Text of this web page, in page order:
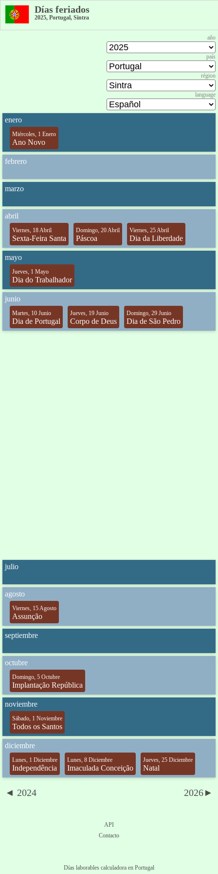
Días feriados
2025, Portugal, Sintra
año
país
région
language
enero
Miércoles, 1 Enero
Ano Novo
febrero
marzo
abril
Viernes, 18 Abril
Sexta-Feira Santa
Domingo, 20 Abril
Páscoa
Viernes, 25 Abril
Dia da Liberdade
mayo
Jueves, 1 Mayo
Dia do Trabalhador
junio
Martes, 10 Junio
Dia de Portugal
Jueves, 19 Junio
Corpo de Deus
Domingo, 29 Junio
Dia de São Pedro
julio
agosto
Viernes, 15 Agosto
Assunção
septiembre
octubre
Domingo, 5 Octubre
Implantação República
noviembre
Sábado, 1 Noviembre
Todos os Santos
diciembre
Lunes, 1 Diciembre
Independência
Lunes, 8 Diciembre
Imaculada Conceição
Jueves, 25 Diciembre
Natal
◄ 2024 2026►
API
Contacto
Días laborables calculadora en Portugal